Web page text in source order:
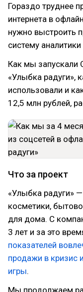
Гораздо труднее
интернета в
нужно выстроить
систему
Как мы запускали
«Улыбка радуги»,
использовали и
12,5 млн рублей,
Что за проект
«Улыбка радуги»
косметики,
для дома. С
3 лет и за это
показателей
продажи в кризис
игры.
Мы продолжаем